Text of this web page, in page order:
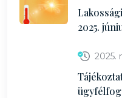
2025.
2025.